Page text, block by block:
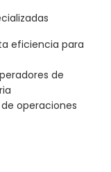
eficiencia para
de
operaciones